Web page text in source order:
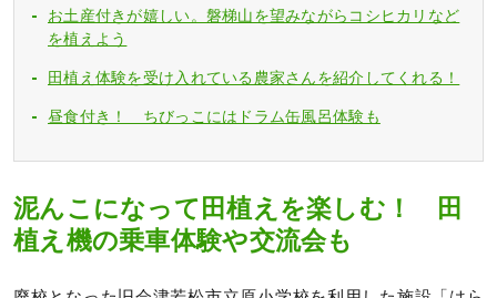
お土産付きが嬉しい。磐梯山を望みながらコシヒカリなど
を植えよう
田植え体験を受け入れている農家さんを紹介してくれる！
昼食付き！ ちびっこにはドラム缶風呂体験も
泥んこになって田植えを楽しむ！ 田
植え機の乗車体験や交流会も